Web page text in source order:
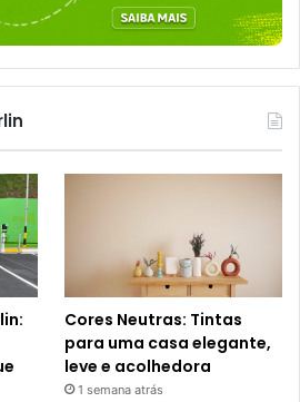
Cores Neutras: Tintas
para uma casa elegante,
leve e acolhedora
1 semana atrás